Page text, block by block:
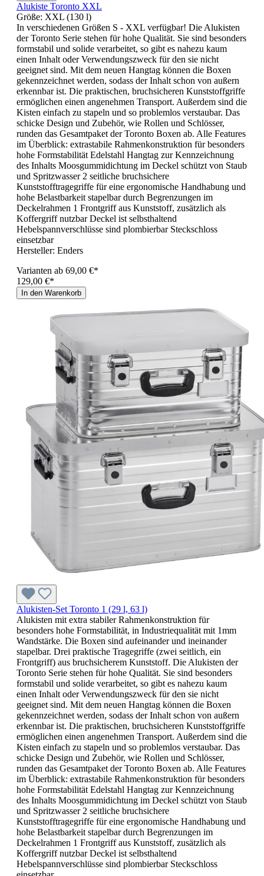
Alukiste Toronto XXL
Größe: XXL (130 l)
In verschiedenen Größen S - XXL verfügbar! Die Alukisten
der Toronto Serie stehen für hohe Qualität. Sie sind besonders
formstabil und solide verarbeitet, so gibt es nahezu kaum
einen Inhalt oder Verwendungszweck für den sie nicht
geeignet sind. Mit dem neuen Hangtag können die Boxen
gekennzeichnet werden, sodass der Inhalt schon von außern
erkennbar ist. Die praktischen, bruchsicheren Kunststoffgriffe
ermöglichen einen angenehmen Transport. Außerdem sind die
Kisten einfach zu stapeln und so problemlos verstaubar. Das
schicke Design und Zubehör, wie Rollen und Schlösser,
runden das Gesamtpaket der Toronto Boxen ab. Alle Features
im Überblick: extrastabile Rahmenkonstruktion für besonders
hohe Formstabilität Edelstahl Hangtag zur Kennzeichnung
des Inhalts Moosgummidichtung im Deckel schützt von Staub
und Spritzwasser 2 seitliche bruchsichere
Kunststofftragegriffe für eine ergonomische Handhabung und
hohe Belastbarkeit stapelbar durch Begrenzungen im
Deckelrahmen 1 Frontgriff aus Kunststoff, zusätzlich als
Koffergriff nutzbar Deckel ist selbsthaltend
Hebelspannverschlüsse sind plombierbar Steckschloss
einsetzbar
Hersteller: Enders
Varianten ab 69,00 €*
129,00 €*
In den Warenkorb
Alukisten-Set Toronto 1 (29 l, 63 l)
Alukisten mit extra stabiler Rahmenkonstruktion für
besonders hohe Formstabilität, in Industriequalität mit 1mm
Wandstärke. Die Boxen sind aufeinander und ineinander
stapelbar. Drei praktische Tragegriffe (zwei seitlich, ein
Frontgriff) aus bruchsicherem Kunststoff. Die Alukisten der
Toronto Serie stehen für hohe Qualität. Sie sind besonders
formstabil und solide verarbeitet, so gibt es nahezu kaum
einen Inhalt oder Verwendungszweck für den sie nicht
geeignet sind. Mit dem neuen Hangtag können die Boxen
gekennzeichnet werden, sodass der Inhalt schon von außern
erkennbar ist. Die praktischen, bruchsicheren Kunststoffgriffe
ermöglichen einen angenehmen Transport. Außerdem sind die
Kisten einfach zu stapeln und so problemlos verstaubar. Das
schicke Design und Zubehör, wie Rollen und Schlösser,
runden das Gesamtpaket der Toronto Boxen ab. Alle Features
im Überblick: extrastabile Rahmenkonstruktion für besonders
hohe Formstabilität Edelstahl Hangtag zur Kennzeichnung
des Inhalts Moosgummidichtung im Deckel schützt von Staub
und Spritzwasser 2 seitliche bruchsichere
Kunststofftragegriffe für eine ergonomische Handhabung und
hohe Belastbarkeit stapelbar durch Begrenzungen im
Deckelrahmen 1 Frontgriff aus Kunststoff, zusätzlich als
Koffergriff nutzbar Deckel ist selbsthaltend
Hebelspannverschlüsse sind plombierbar Steckschloss